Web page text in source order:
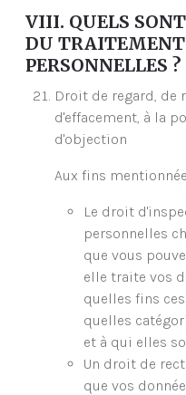
VIII. QUELS
DU TRAITEMENT
PERSONNELLES ?
Droit de regard,
d'effacement, à la
d'objection
Aux fins
Le droit
personnelles
que vous
elle traite vos
quelles fins
quelles
et à qui elles
Un droit de
que vos